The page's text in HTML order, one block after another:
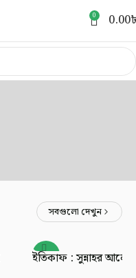
0 0.00
সবগুলো দেখুন
-41%
ইতিকাফ : সুন্নাহর